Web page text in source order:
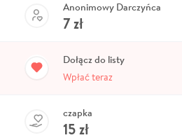
Anonimowy Darczyńca
7zł
Dołącz do listy
Wpłać teraz
czapka
15zł